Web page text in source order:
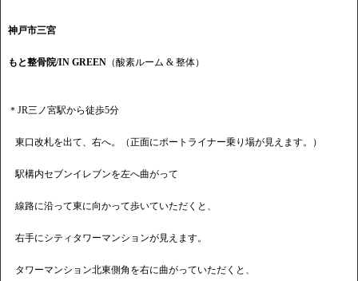
神戸市三宮
もと整骨院/IN GREEN （酸素ルーム & 整体）
＊JR三ノ宮駅から徒歩5分
東口改札を出て、右へ。（正面にポートライナー乗り場が見えます。）
駅構内セブンイレブンを左へ曲がって
線路に沿って東に向かって歩いていただくと、
右手にシティタワーマンションが見えます。
タワーマンション北東側角を右に曲がっていただくと、